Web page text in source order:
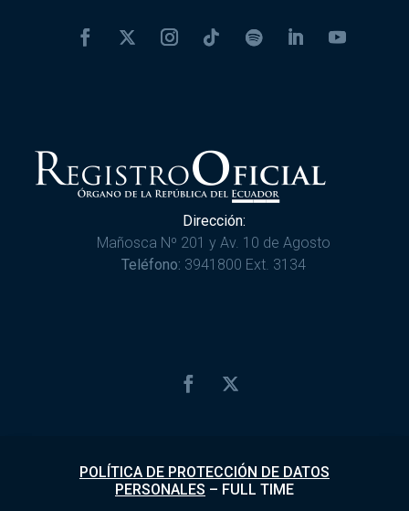
Dirección:
Mañosca Nº 201 y Av. 10 de Agosto
Teléfono: 3941800 Ext. 3134
POLÍTICA DE PROTECCIÓN DE DATOS
PERSONALES – FULL TIME